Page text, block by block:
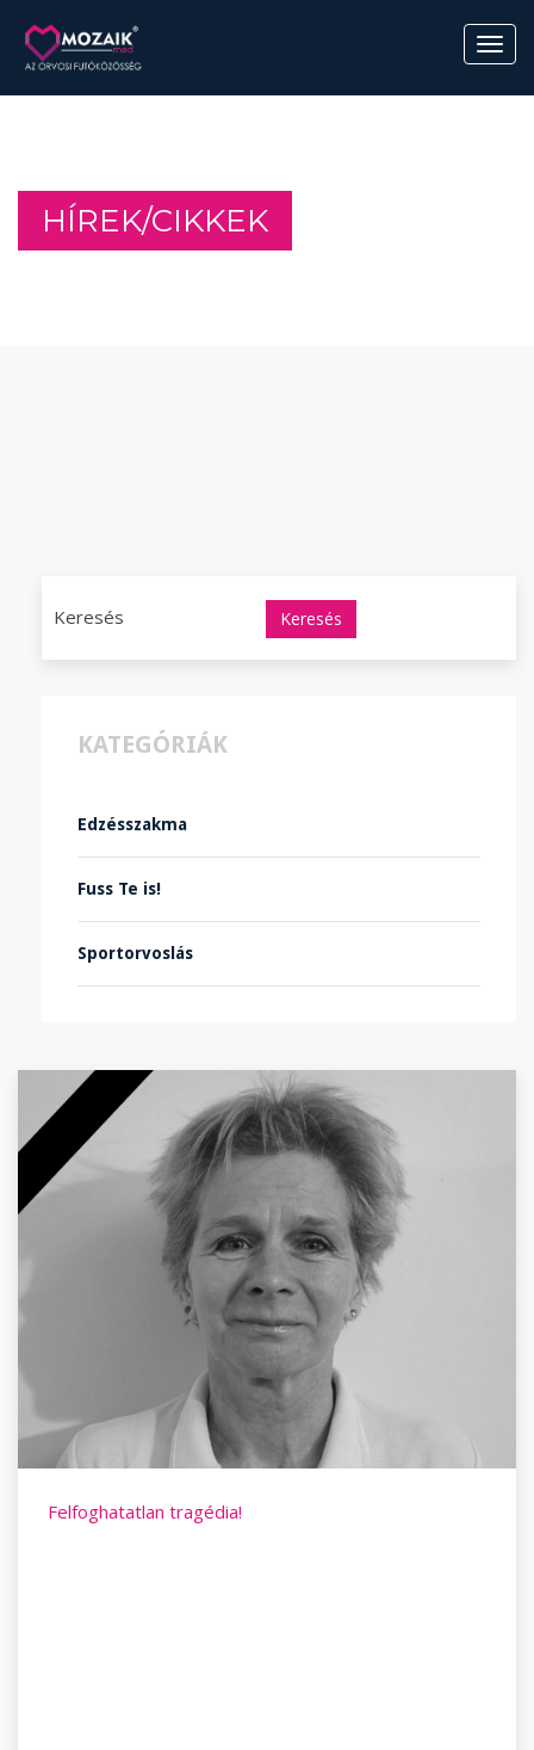
HÍREK/CIKKEK
Keresés
KATEGÓRIÁK
Edzésszakma
Fuss Te is!
Sportorvoslás
Felfoghatatlan tragédia!